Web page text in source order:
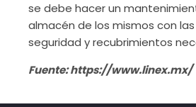
se debe hacer un
almacén de los mismos con
seguridad y recubrimientos
Fuente: https://www.linex.mx/